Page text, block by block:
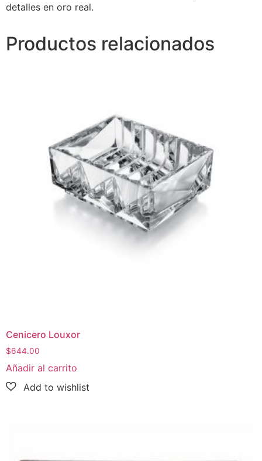
detalles en oro real.
Productos relacionados
Cenicero Louxor
$644.00
Añadir al carrito